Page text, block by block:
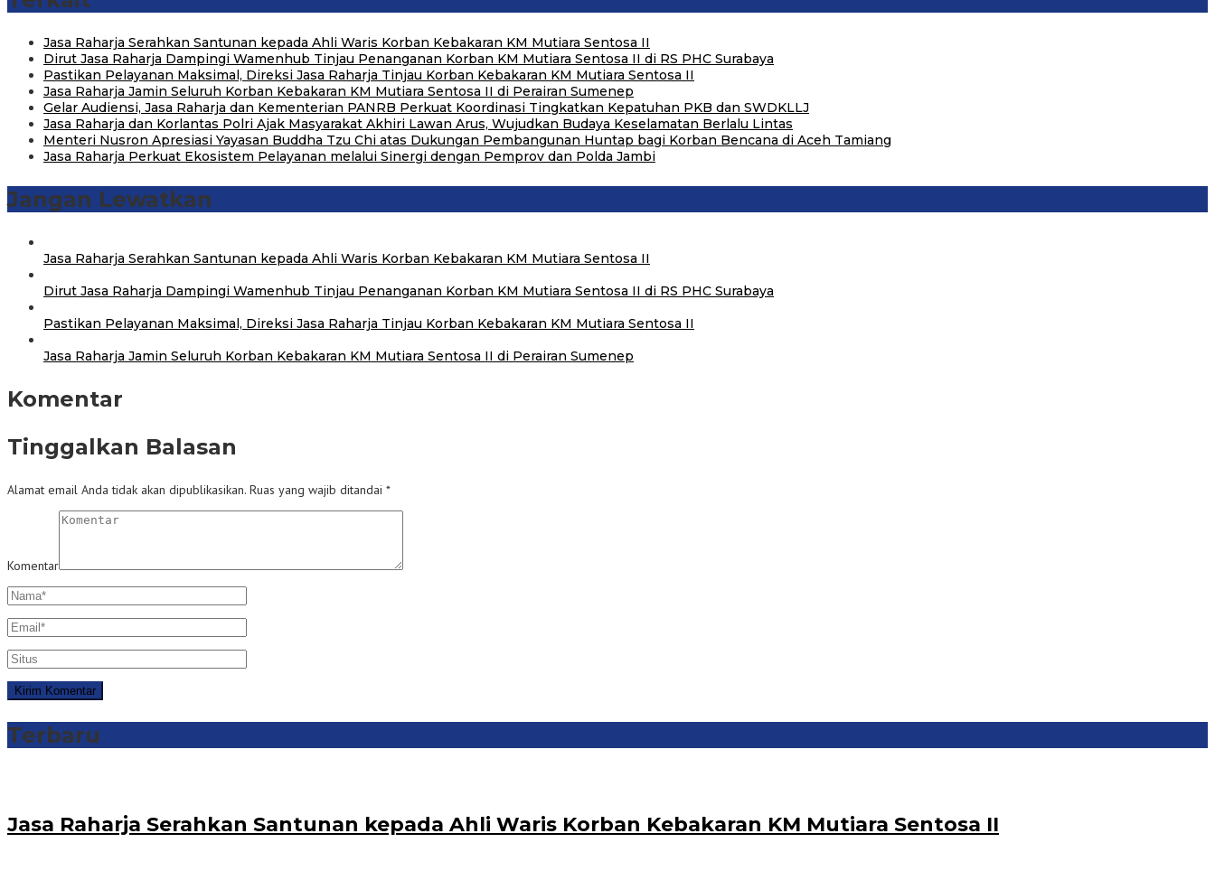
Jasa Raharja Serahkan Santunan kepada Ahli Waris Korban Kebakaran KM Mutiara Sentosa II
Dirut Jasa Raharja Dampingi Wamenhub Tinjau Penanganan Korban KM Mutiara Sentosa II di RS PHC Surabaya
Pastikan Pelayanan Maksimal, Direksi Jasa Raharja Tinjau Korban Kebakaran KM Mutiara Sentosa II
Jasa Raharja Jamin Seluruh Korban Kebakaran KM Mutiara Sentosa II di Perairan Sumenep
Gelar Audiensi, Jasa Raharja dan Kementerian PANRB Perkuat Koordinasi Tingkatkan Kepatuhan PKB dan SWDKLLJ
Jasa Raharja dan Korlantas Polri Ajak Masyarakat Akhiri Lawan Arus, Wujudkan Budaya Keselamatan Berlalu Lintas
Menteri Nusron Apresiasi Yayasan Buddha Tzu Chi atas Dukungan Pembangunan Huntap bagi Korban Bencana di Aceh Tamiang
Jasa Raharja Perkuat Ekosistem Pelayanan melalui Sinergi dengan Pemprov dan Polda Jambi
Jangan Lewatkan
Jasa Raharja Serahkan Santunan kepada Ahli Waris Korban Kebakaran KM Mutiara Sentosa II
Dirut Jasa Raharja Dampingi Wamenhub Tinjau Penanganan Korban KM Mutiara Sentosa II di RS PHC Surabaya
Pastikan Pelayanan Maksimal, Direksi Jasa Raharja Tinjau Korban Kebakaran KM Mutiara Sentosa II
Jasa Raharja Jamin Seluruh Korban Kebakaran KM Mutiara Sentosa II di Perairan Sumenep
Komentar
Tinggalkan Balasan
Alamat email Anda tidak akan dipublikasikan. Ruas yang wajib ditandai *
Komentar
Terbaru
Jasa Raharja Serahkan Santunan kepada Ahli Waris Korban Kebakaran KM Mutiara Sentosa II